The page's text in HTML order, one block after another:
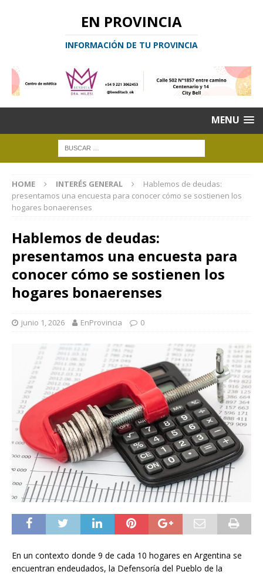
EN PROVINCIA
INFORMACIÓN DE TU PROVINCIA
MENU
HOME INTERÉS GENERAL
Hablemos de deudas:
presentamos una encuesta para conocer cómo se sostienen los
hogares bonaerenses
Hablemos de deudas:
presentamos una encuesta para
conocer cómo se sostienen los
hogares bonaerenses
junio 1, 2026 EnProvincia 0
En un contexto donde 9 de cada 10 hogares en Argentina se
encuentran endeudados, la Defensoría del Pueblo de la